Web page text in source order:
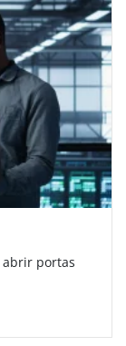
abrir portas